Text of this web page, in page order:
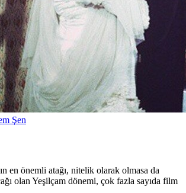
Şen
en önemli atağı, nitelik olarak olmasa da
olan Yeşilçam dönemi, çok fazla sayıda film